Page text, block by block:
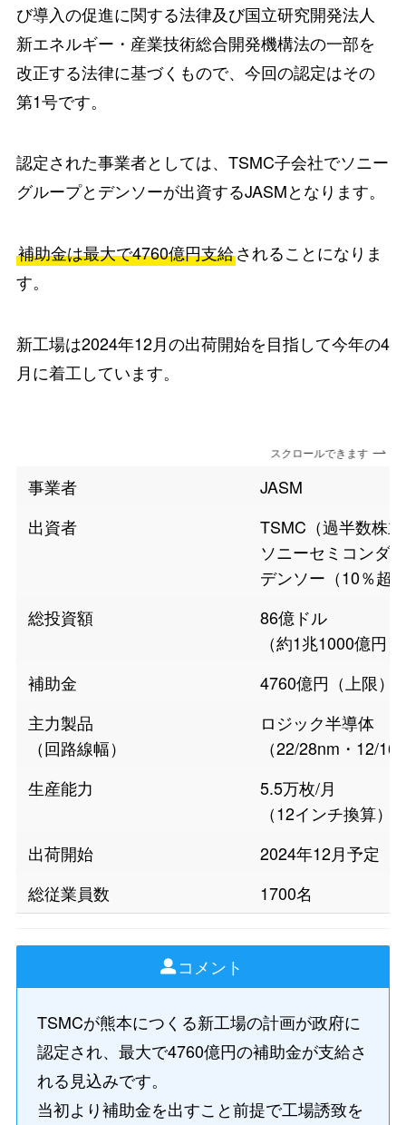
び導入の促進に関する法律及び国立研究開発法人
新エネルギー・産業技術総合開発機構法の一部を
改正する法律に基づくもので、今回の認定はその
第1号です。
認定された事業者としては、TSMC子会社でソニー
グループとデンソーが出資するJASMとなります。
補助金は最大で4760億円支給されることになりま
す。
新工場は2024年12月の出荷開始を目指して今年の4
月に着工しています。
スクロールできます
事業者
JASM
出資者
TSMC（過半数株
ソニーセミコンダ
デンソー（10％超
総投資額
86億ドル
（約1兆1000億円）
補助金
4760億円（上限）
主力製品
（回路線幅）
ロジック半導体
（22/28nm・12/
生産能力
5.5万枚/月
（12インチ換算）
出荷開始
2024年12月予定
総従業員数
1700名
コメント
TSMCが熊本につくる新工場の計画が政府に
認定され、最大で4760億円の補助金が支給さ
れる見込みです。
当初より補助金を出すこと前提で工場誘致を